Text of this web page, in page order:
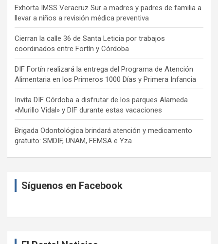
Exhorta IMSS Veracruz Sur a madres y padres de familia a
llevar a niños a revisión médica preventiva
Cierran la calle 36 de Santa Leticia por trabajos
coordinados entre Fortín y Córdoba
DIF Fortín realizará la entrega del Programa de Atención
Alimentaria en los Primeros 1000 Días y Primera Infancia
Invita DIF Córdoba a disfrutar de los parques Alameda
«Murillo Vidal» y DIF durante estas vacaciones
Brigada Odontológica brindará atención y medicamento
gratuito: SMDIF, UNAM, FEMSA e Yza
Síguenos en Facebook